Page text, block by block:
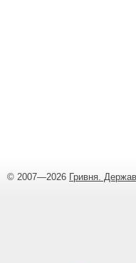
© 2007—2026 Гривня.